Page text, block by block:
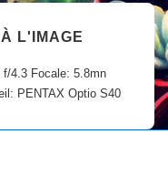
L'IMAGE
f/4.3 Focale: 5.8mn
PENTAX Optio S40